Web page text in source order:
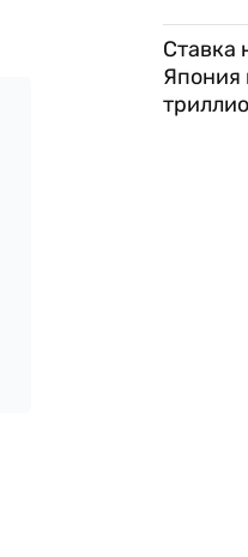
Ставка
Япония